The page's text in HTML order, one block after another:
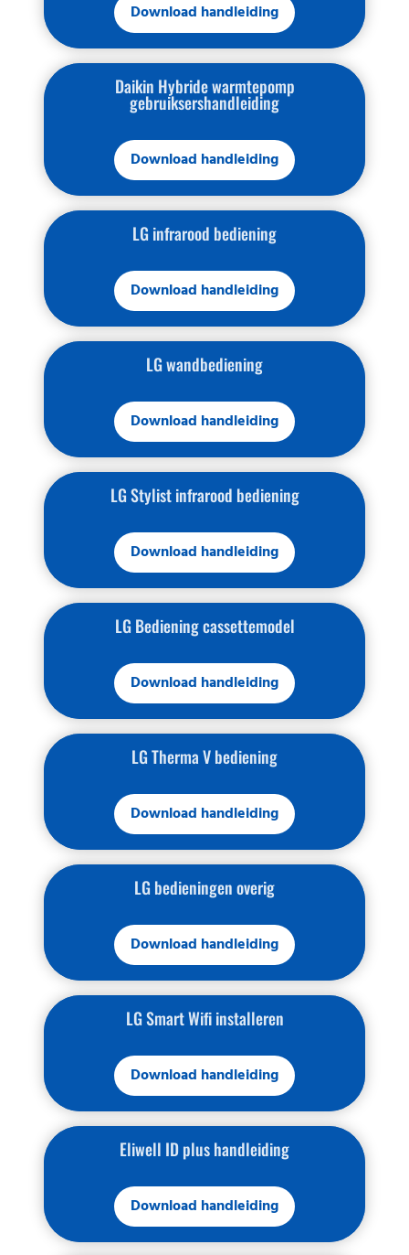
Download handleiding
Daikin Hybride warmtepomp
gebruiksershandleiding
Download handleiding
LG infrarood bediening
Download handleiding
LG wandbediening
Download handleiding
LG Stylist infrarood bediening
Download handleiding
LG Bediening cassettemodel
Download handleiding
LG Therma V bediening
Download handleiding
LG bedieningen overig
Download handleiding
LG Smart Wifi installeren
Download handleiding
Eliwell ID plus handleiding
Download handleiding